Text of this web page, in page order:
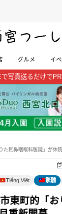
グルメ イ
で写真送るだけで
た耳鼻咽喉科医院」が休
Tiếng Việt 繁體
東町的「